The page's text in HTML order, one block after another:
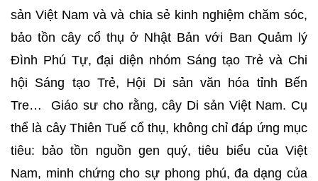
sản Việt Nam và và chia sẻ kinh nghiệm chăm sóc,
bảo tồn cây cổ thụ ở Nhật Bản với Ban Quảm lý
Đình Phú Tự, đại diện nhóm Sáng tạo Trẻ và Chi
hội Sáng tạo Trẻ, Hội Di sản văn hóa tỉnh Bến
Tre… Giáo sư cho rằng, cây Di sản Việt Nam. Cụ
thể là cây Thiên Tuế cổ thụ, không chỉ đáp ứng mục
tiêu: bảo tồn nguồn gen quý, tiêu biểu của Việt
Nam, minh chứng cho sự phong phú, đa dạng của